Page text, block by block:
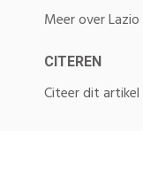
Meer over Lazio
CITEREN
Citeer dit artikel